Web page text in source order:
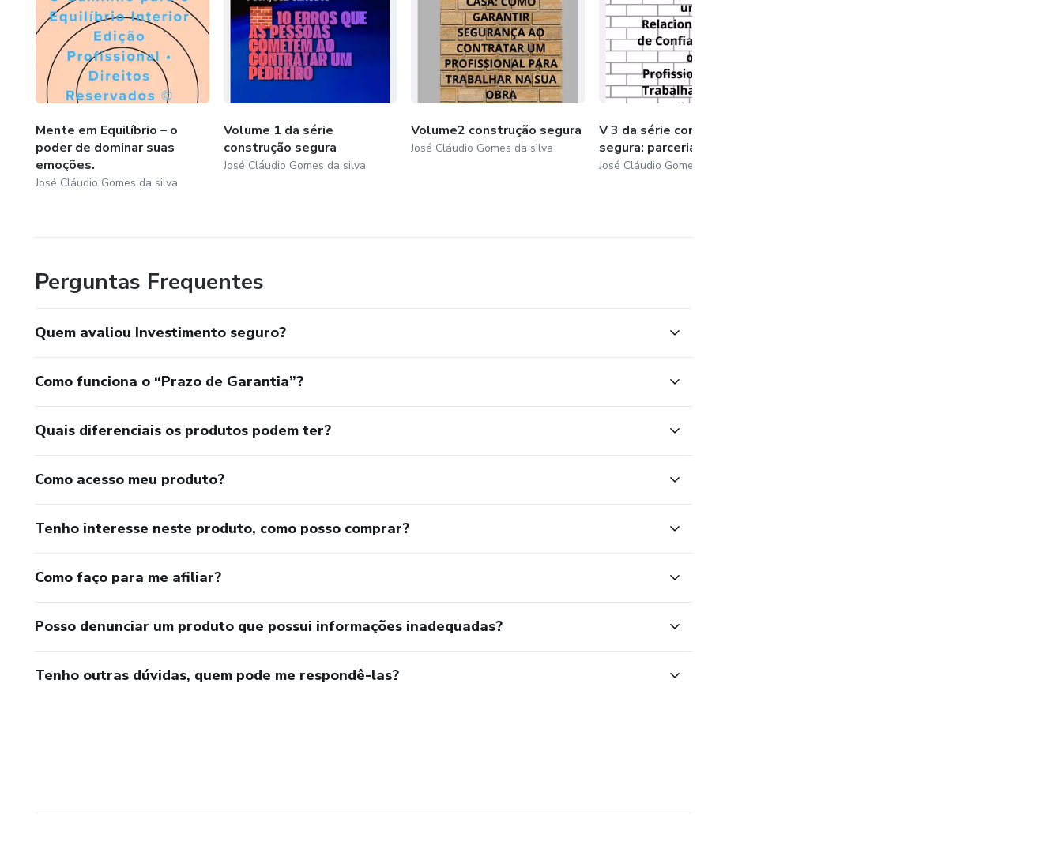
Mente em Equilíbrio – o
poder de dominar suas
emoções.
José Cláudio Gomes da silva
Volume 1 da série
construção segura
José Cláudio Gomes da silva
Volume2 construção segura
José Cláudio Gomes da silva
V 3 da série construção
segura: parceria em casa
José Cláudio Gomes da silva
Perguntas Frequentes
Quem avaliou Investimento seguro?
Como funciona o “Prazo de Garantia”?
Quais diferenciais os produtos podem ter?
Como acesso meu produto?
Tenho interesse neste produto, como posso comprar?
Como faço para me afiliar?
Posso denunciar um produto que possui informações inadequadas?
Tenho outras dúvidas, quem pode me respondê-las?